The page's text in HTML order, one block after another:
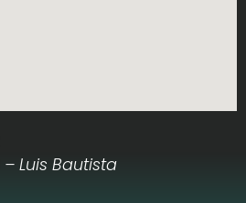
– Luis Bautista